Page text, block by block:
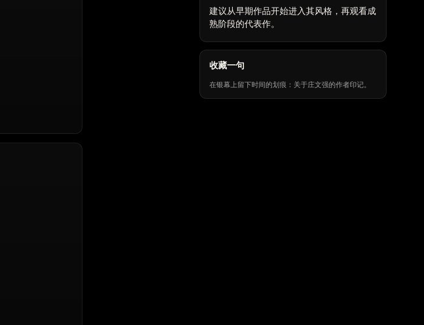
建议从早期作品开始进入其风格，再观看成
熟阶段的代表作。
收藏一句
在银幕上留下时间的划痕：关于庄文强的作者印记。